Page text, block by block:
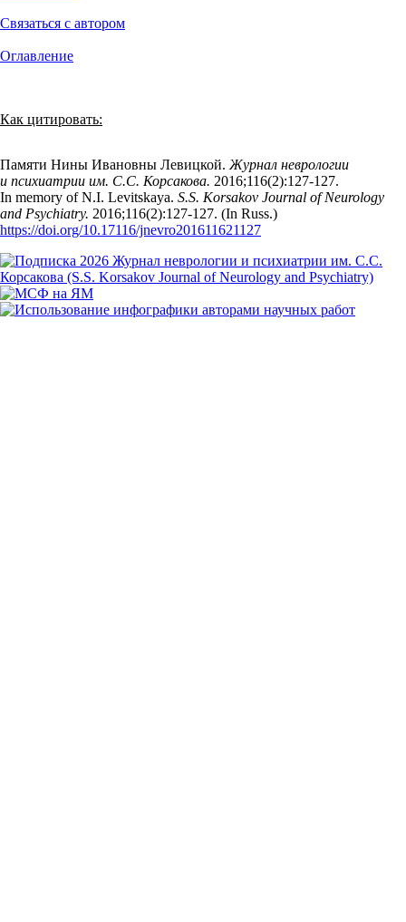
Связаться с автором
Оглавление
Как цитировать:
Памяти Нины Ивановны Левицкой. Журнал неврологии
и психиатрии им. С.С. Корсакова. 2016;116(2):127‑127.
In memory of N.I. Levitskaya. S.S. Korsakov Journal of Neurology
and Psychiatry. 2016;116(2):127‑127. (In Russ.)
https://doi.org/10.17116/jnevro201611621127